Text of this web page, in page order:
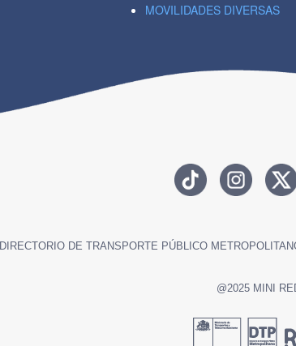
MOVILIDADES DIVERSAS
DIRECTORIO DE TRANSPORTE PÚBLICO
@2025 MINI